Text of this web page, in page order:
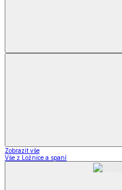
Zobrazit vše
Vše z Ložnice a spaní